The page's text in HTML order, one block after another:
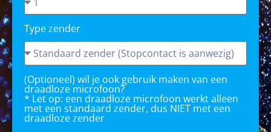
Type zender
(Optioneel) wil je ook gebruik maken van een
draadloze microfoon?
* Let op: een draadloze microfoon werkt alleen
met een standaard zender, dus NIET met een
draadloze zender